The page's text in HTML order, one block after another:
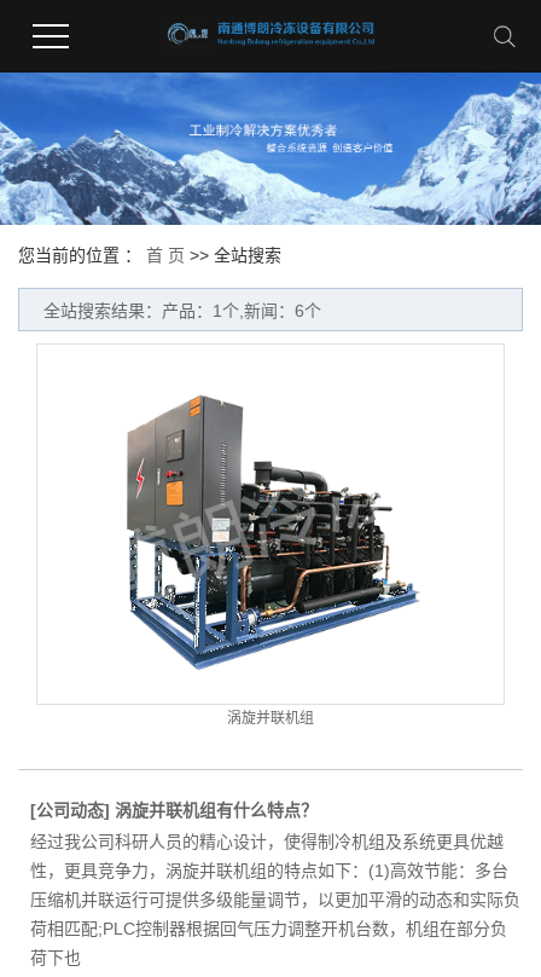
您当前的位置 ： 首 页 >> 全站搜索
全站搜索结果：产品：1个,新闻：6个
涡旋并联机组
[公司动态] 涡旋并联机组有什么特点？
经过我公司科研人员的精心设计，使得制冷机组及系统更具优越
性，更具竞争力，涡旋并联机组的特点如下：(1)高效节能：多台
压缩机并联运行可提供多级能量调节，以更加平滑的动态和实际负
荷相匹配;PLC控制器根据回气压力调整开机台数，机组在部分负
荷下也